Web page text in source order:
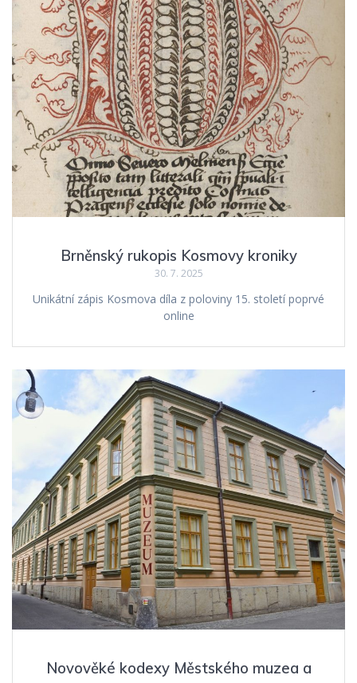
Brněnský rukopis Kosmovy kroniky
30. 7. 2025
Unikátní zápis Kosmova díla z poloviny 15. století poprvé
online
Novověké kodexy Městského muzea a